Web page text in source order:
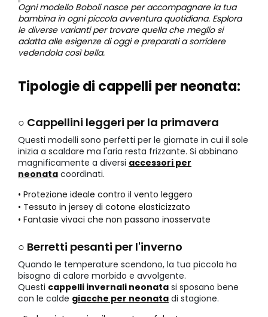
Ogni modello Boboli nasce per accompagnare la tua
bambina in ogni piccola avventura quotidiana. Esplora
le diverse varianti per trovare quella che meglio si
adatta alle esigenze di oggi e preparati a sorridere
vedendola così bella.
Tipologie di cappelli per neonata:
○ Cappellini leggeri per la primavera
Questi modelli sono perfetti per le giornate in cui il sole
inizia a scaldare ma l'aria resta frizzante. Si abbinano
magnificamente a diversi accessori per
neonata coordinati.
• Protezione ideale contro il vento leggero
• Tessuto in jersey di cotone elasticizzato
• Fantasie vivaci che non passano inosservate
○ Berretti pesanti per l'inverno
Quando le temperature scendono, la tua piccola ha
bisogno di calore morbido e avvolgente.
Questi cappelli invernali neonata si sposano bene
con le calde giacche per neonata di stagione.